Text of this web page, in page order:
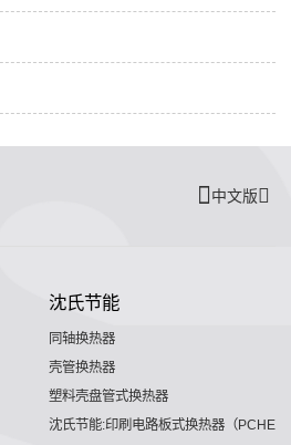
中文版
沈氏节能
同轴换热器
壳管换热器
塑料壳盘管式换热器
沈氏节能:印刷电路板式换热器（PCHE）